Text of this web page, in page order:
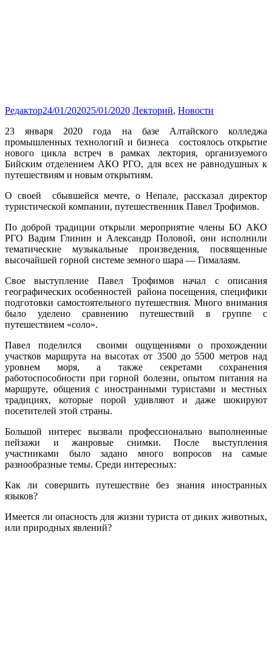
Редактор24/01/202025/01/2020 Лекторий, Новости
23 января 2020 года на базе Алтайского колледжа
промышленных технологий и бизнеса состоялось открытие
нового цикла встреч в рамках лектория, организуемого
Бийским отделением АКО РГО, для всех не равнодушных к
путешествиям и новым открытиям.
О своей сбывшейся мечте, о Непале, рассказал директор
туристической компании, путешественник Павел Трофимов.
По доброй традиции открыли мероприятие члены БО АКО
РГО Вадим Глинин и Александр Половой, они исполнили
тематические музыкальные произведения, посвященные
высочайшей горной системе земного шара — Гималаям.
Свое выступление Павел Трофимов начал с описания
географических особенностей района посещения, специфики
подготовки самостоятельного путешествия. Много внимания
было уделено сравнению путешествий в группе с
путешествием «соло».
Павел поделился своими ощущениями о прохождении
участков маршрута на высотах от 3500 до 5500 метров над
уровнем моря, а также секретами сохранения
работоспособности при горной болезни, опытом питания на
маршруте, общения с иностранными туристами и местных
традициях, которые порой удивляют и даже шокируют
посетителей этой страны.
Большой интерес вызвали профессионально выполненные
пейзажи и жанровые снимки. После выступления
участниками было задано много вопросов на самые
разнообразные темы. Среди интересных:
Как ли совершить путешествие без знания иностранных
языков?
Имеется ли опасность для жизни туриста от диких животных,
или природных явлений?